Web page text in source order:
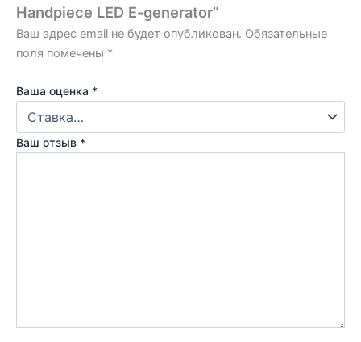
Handpiece LED E-generator”
Ваш адрес email не будет опубликован. Обязательные
поля помечены *
Ваша оценка *
Ваш отзыв *